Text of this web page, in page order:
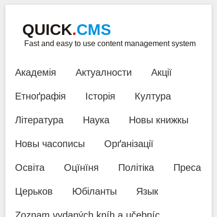
QUICK.CMS
Fast and easy to use content management system
Академія Актуалности Акції
Етноґрафія Історія Култура
Література Наука Новы книжкы
Новы часописы Орґанізації
Освіта Оцїнїня Політіка Преса
Церьков Юбіланты Язык